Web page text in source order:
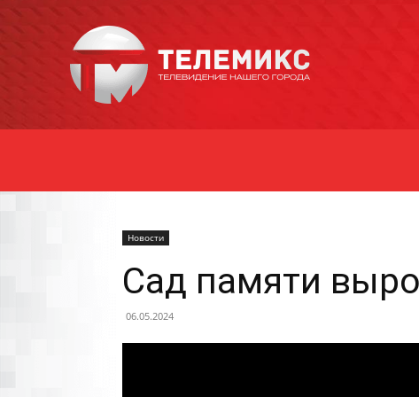
Уссурийска
Новости
Сад памяти
06.05.2024